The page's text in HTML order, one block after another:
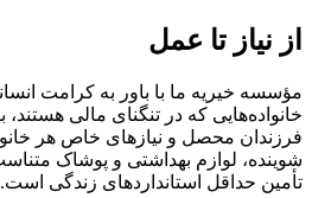
از نیاز تا عمل
مؤسسه خیریه ما با باور به کرامت
خانواده‌هایی که در تنگنای مالی
فرزندان محصل و نیازهای خاص هر
شوینده، لوازم بهداشتی و پوشاک
تأمین حداقل استانداردهای زندگی است.